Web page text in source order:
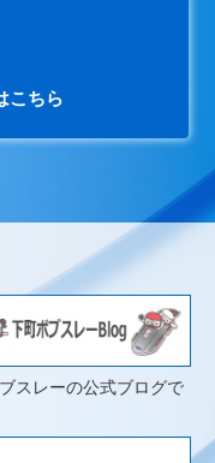
こちら
スレーの公式ブログで